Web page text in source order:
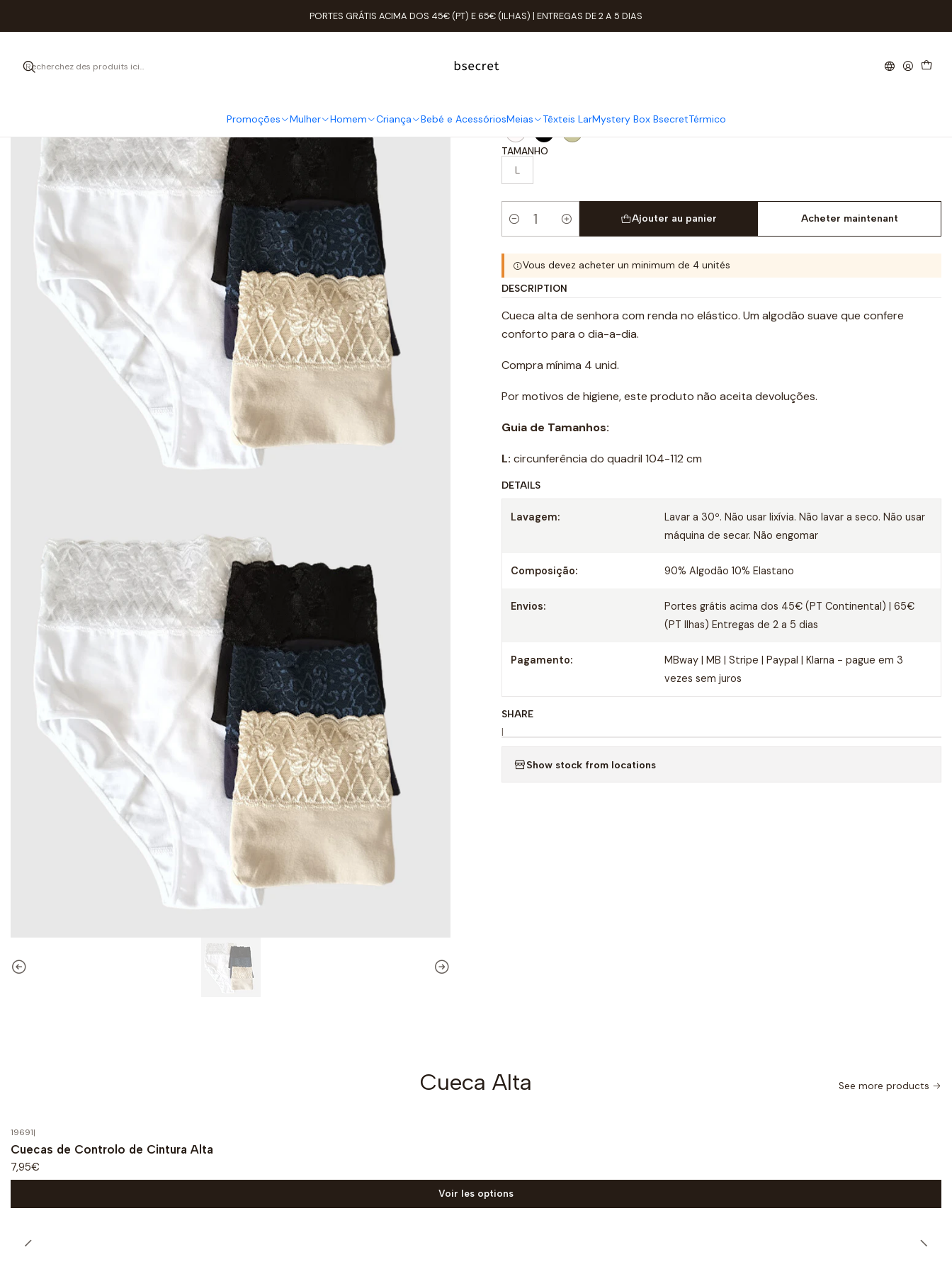
Promoções Mulher Homem Criança Bebé e AcessóriosMeias Têxteis LarMystery Box BsecretTérmico
PORTES GRÁTIS ACIMA DOS 45€ (PT) E 65€ (ILHAS) | ENTREGAS DE 2 A 5 DIAS
Mulher ROUPA ÍNTIMA Cuecas Cueca Alta Cueca Alta Senhora Algodão com Renda
Cueca Alta Senhora Algodão com Renda
COR
TAMANHO
L
Quantité
Ajouter au panier Acheter maintenant
Vous devez acheter un minimum de 4 unités
DESCRIPTION
Cueca alta de senhora com renda no elástico. Um algodão suave que confere
conforto para o dia-a-dia.
Compra mínima 4 unid.
Por motivos de higiene, este produto não aceita devoluções.
Guia de Tamanhos:
L: circunferência do quadril 104-112 cm
DETAILS
Lavagem:
Lavar a 30º. Não usar lixívia. Não lavar a seco. Não usar
máquina de secar. Não engomar
Composição: 90% Algodão 10% Elastano
Envios:
Portes grátis acima dos 45€ (PT Continental) | 65€
(PT Ilhas) Entregas de 2 a 5 dias
Pagamento:
MBway | MB | Stripe | Paypal | Klarna - pague em 3
vezes sem juros
SHARE
|
Show stock from locations
Cueca Alta See more products
19691|
Cuecas de Controlo de Cintura Alta
7,95€
Voir les options